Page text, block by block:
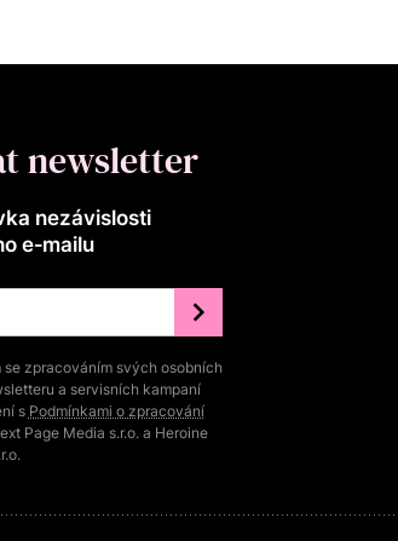
newsletter
nezávislosti
e‑mailu
se zpracováním svých osobních
a servisních kampaní
s Podmínkami o zpracování
Page Media s.r.o. a Heroine